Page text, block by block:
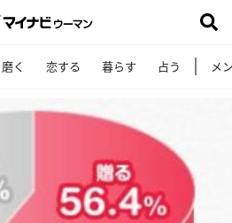
磨く 恋する 暮らす 占う メ